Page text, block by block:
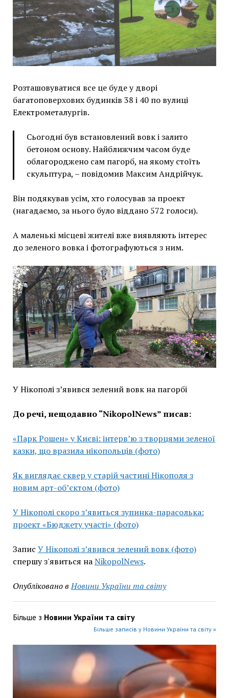
Розташовуватися все це буде у дворі
багатоповерхових будинків 38 і 40 по вулиці
Електрометалургів.
Сьогодні був встановлений вовк і залито
бетоном основу. Найближчим часом буде
облагороджено сам пагорб, на якому стоїть
скульптура, – повідомив Максим Андрійчук.
Він подякував усім, хто голосував за проект
(нагадаємо, за нього було віддано 572 голоси).
А маленькі місцеві жителі вже виявляють інтерес
до зеленого вовка і фотографуються з ним.
У Нікополі з’явився зелений вовк на пагорбі
До речі, нещодавно “NikopolNews” писав:
«Парк Рошен» у Києві: інтерв’ю з творцями зеленої
казки, що вразила нікопольців (фото)
Як виглядає сквер у старій частині Нікополя з
новим арт-об’єктом (фото)
У Нікополі скоро з’явиться зупинка-парасолька:
проект «Бюджету участі» (фото)
Запис У Нікополі з’явився зелений вовк (фото)
спершу з'явиться наNikopolNews.
Опубліковано в Новини України та світу
Більше з Новини України та світу
Більше записів у Новини України та світу »